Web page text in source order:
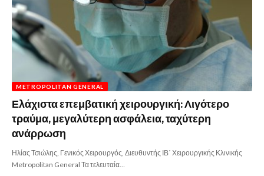
METROPOLITAN GENERAL
Ελάχιστα επεμβατική χειρουργική: Λιγότερο
τραύμα, μεγαλύτερη ασφάλεια, ταχύτερη
ανάρρωση
Ηλίας Τσιώλης, Γενικός Χειρουργός, Διευθυντής ΙΒ΄ Χειρουργικής Κλινικής
Metropolitan General Τα τελευταία…